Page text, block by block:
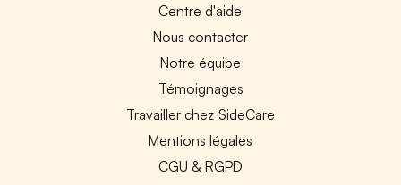
Centre d'aide
Nous contacter
Notre équipe
Témoignages
Travailler chez SideCare
Mentions légales
CGU & RGPD